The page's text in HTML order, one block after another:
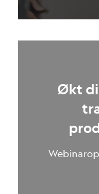
Økt